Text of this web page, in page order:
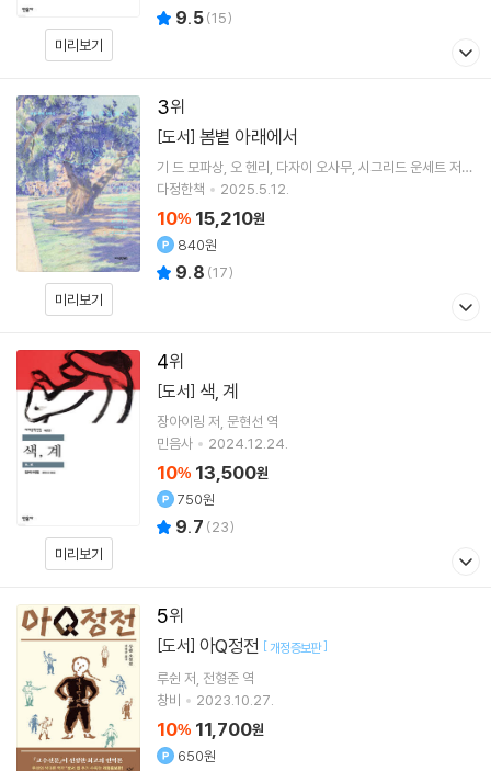
미리보기
9.5(15)
3
미리보기
[도서] 봄볕 아래에서
기 드 모파상 오 헨리 다자이 오사무 시그리드 운세트 저
외 10명
다정한책 2025.5.12.
10% 15,210원
840원
9.8 (17)
4
미리보기
[도서] 색, 계
장아이링 저 문현선 역
민음사
2024.12.24.
10% 13,500원
750원
9.7 (23)
5
[도서] 아Q정전 [개정증보판]
루쉰 저 전형준 역
창비
2023.10.27.
10% 11,700원
650원